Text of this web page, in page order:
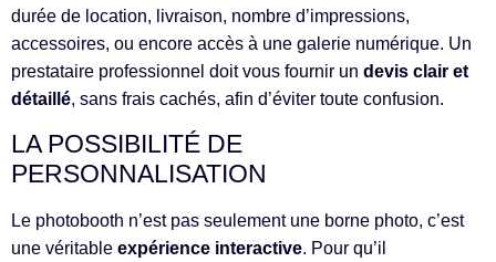
durée de location, livraison, nombre d’impressions,
accessoires, ou encore accès à une galerie numérique. Un
prestataire professionnel doit vous fournir un devis clair et
détaillé, sans frais cachés, afin d’éviter toute confusion.
LA POSSIBILITÉ DE
PERSONNALISATION
Le photobooth n’est pas seulement une borne photo, c’est
une véritable expérience interactive. Pour qu’il